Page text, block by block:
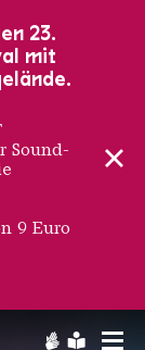
23.
mit
Sound-
9 Euro